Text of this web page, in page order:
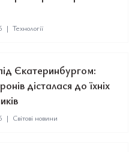
| Технології
Єкатеринбургом:
дісталася до їхніх
| Світові новини